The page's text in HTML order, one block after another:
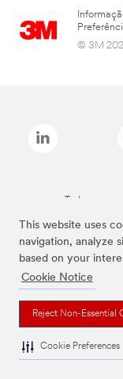
This website uses
navigation, analyze
based on your
Cookie Notice
Reject Non-Essential
Cookie Preferences
© 3M
Todas as